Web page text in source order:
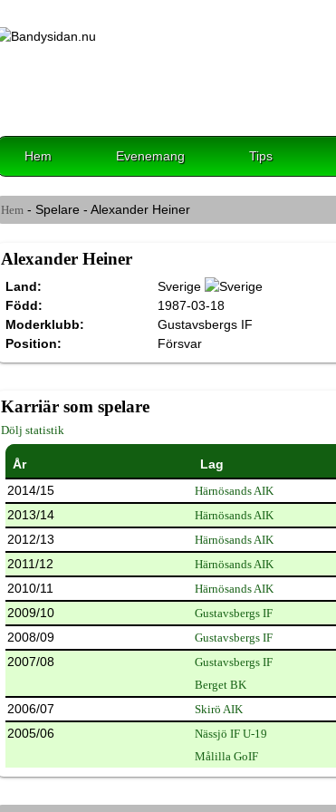
Hem Evenemang Tips
Hem - Spelare - Alexander Heiner
Alexander Heiner
Land:
Sverige
Född:
1987-03-18
Moderklubb:
Gustavsbergs IF
Position:
Försvar
Karriär som spelare
Dölj statistik
År Lag
2014/15
Härnösands AIK
2013/14 Härnösands AIK
2012/13 Härnösands AIK
2011/12 Härnösands AIK
2010/11 Härnösands AIK
2009/10 Gustavsbergs IF
2008/09 Gustavsbergs IF
2007/08
Gustavsbergs IF
Berget BK
2006/07 Skirö AIK
2005/06
Nässjö IF U-19
Målilla GoIF